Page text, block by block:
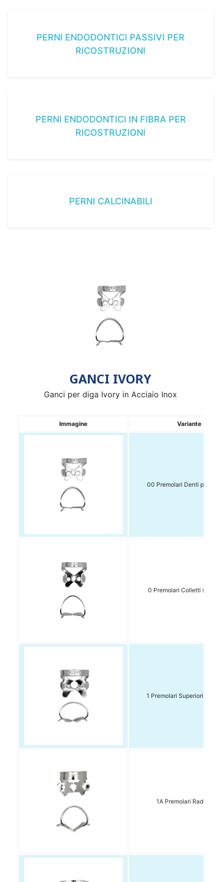
PERNI ENDODONTICI PASSIVI PER
RICOSTRUZIONI
PERNI ENDODONTICI IN FIBRA PER
RICOSTRUZIONI
PERNI CALCINABILI
GANCI IVORY
Ganci per diga Ivory in Acciaio Inox
Immagine Variante
00 Premolari Denti piccoli
0 Premolari Colletti stretti
1 Premolari Superiori dx/sx
1A Premolari Radici 1